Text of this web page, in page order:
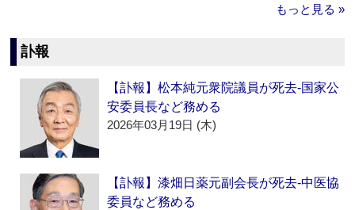
もっと見る »
訃報
【訃報】松本純元衆院議員が死去‐国家公
安委員長など務める
2026年03月19日 (木)
【訃報】漆畑日薬元副会長が死去‐中医協
委員など務める